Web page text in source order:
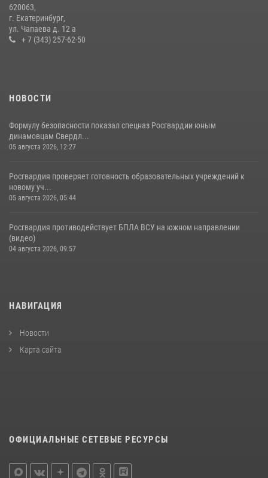
турнире по хоккею
14 июля 2026, 11:06
620063,
г. Екатеринбург,
ул. Чапаева д. 12 а
+ 7 (343) 257-62-50
НОВОСТИ
Формулу безопасности показал спецназ Росгвардии юным
динамовцам Свердл...
05 августа 2026, 12:27
Росгвардия проверяет готовность образовательных учреждений к
новому уч...
05 августа 2026, 05:44
Росгвардия противодействует БПЛА ВСУ на южном направлении
(видео)
04 августа 2026, 09:57
НАВИГАЦИЯ
Новости
Карта сайта
ОФИЦИАЛЬНЫЕ СЕТЕВЫЕ РЕСУРСЫ